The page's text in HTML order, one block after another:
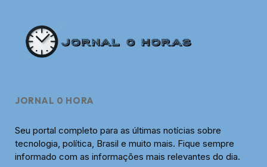
JORNAL 0 HORA
Seu portal completo para as últimas notícias sobre
tecnologia, política, Brasil e muito mais. Fique sempre
informado com as informações mais relevantes do dia.